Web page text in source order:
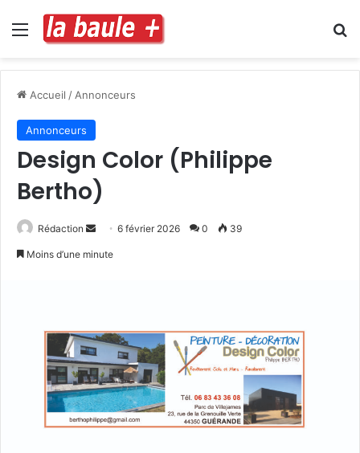
Menu
Accueil / Annonceurs
Annonceurs
Design Color (Philippe
Bertho)
Rédaction
Envoyer6 février 2026 0 39
Moins d’une minute